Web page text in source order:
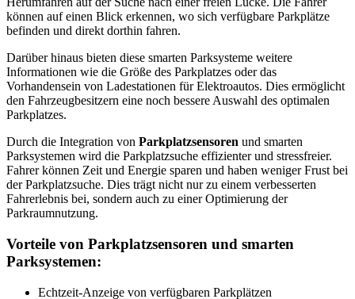
können auf einen Blick erkennen, wo sich verfügbare Parkplätze
befinden und direkt dorthin fahren.
Darüber hinaus bieten diese smarten Parksysteme weitere
Informationen wie die Größe des Parkplatzes oder das
Vorhandensein von Ladestationen für Elektroautos. Dies ermöglicht
den Fahrzeugbesitzern eine noch bessere Auswahl des optimalen
Parkplatzes.
Durch die Integration von Parkplatzsensoren und smarten
Parksystemen wird die Parkplatzsuche effizienter und stressfreier.
Fahrer können Zeit und Energie sparen und haben weniger Frust bei
der Parkplatzsuche. Dies trägt nicht nur zu einem verbesserten
Fahrerlebnis bei, sondern auch zu einer Optimierung der
Parkraumnutzung.
Vorteile von Parkplatzsensoren und smarten
Parksystemen:
Echtzeit-Anzeige von verfügbaren Parkplätzen